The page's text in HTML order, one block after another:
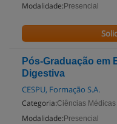
Modalidade: Presencial
Pós-Graduação em
Digestiva
CESPU, Formação S.A.
Categoria:Ciências Médicas
Modalidade: Presencial